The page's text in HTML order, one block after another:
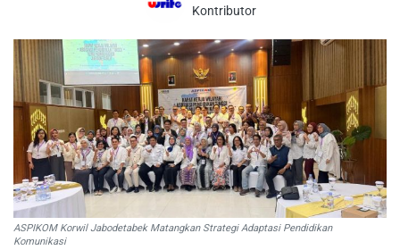
Kontributor
ASPIKOM Korwil Jabodetabek Matangkan Strategi Adaptasi Pendidikan
Komunikasi